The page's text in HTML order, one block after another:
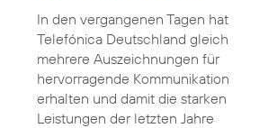
In den vergangenen Tagen hat
Telefónica Deutschland gleich
mehrere Auszeichnungen für
hervorragende Kommunikation
erhalten und damit die starken
Leistungen der letzten Jahre